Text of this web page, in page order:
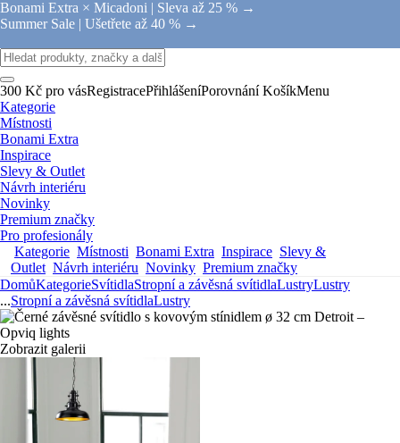
Bonami Extra × Micadoni | Sleva až 25 % →
Summer Sale | Ušetřete až 40 % →
300 Kč pro vásRegistracePřihlášeníPorovnání KošíkMenu
Kategorie
Místnosti
Bonami Extra
Inspirace
Slevy & Outlet
Návrh interiéru
Novinky
Premium značky
Pro profesionály
Kategorie Místnosti Bonami Extra Inspirace Slevy &
Outlet Návrh interiéru Novinky Premium značky
DomůKategorieSvítidlaStropní a závěsná svítidlaLustryLustry
...Stropní a závěsná svítidlaLustry
Zobrazit galerii